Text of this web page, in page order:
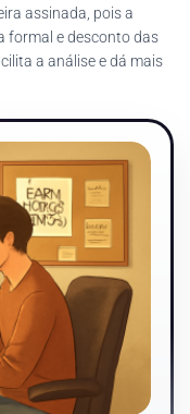
assinada, pois a
formal e desconto das
a análise e dá mais